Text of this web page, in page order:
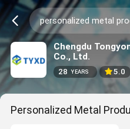
Chengdu
Co., Ltd.
28 YEARS 5.0
Personalized Metal